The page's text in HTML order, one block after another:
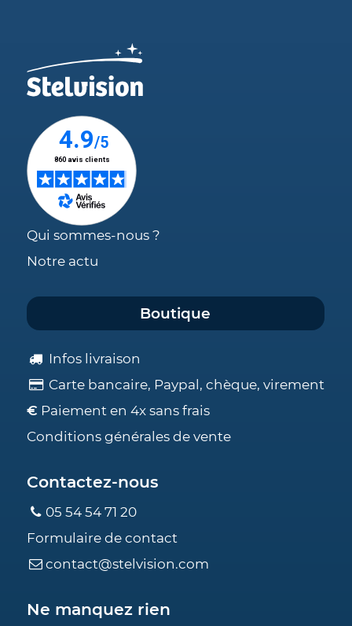
Qui sommes-nous ?
Notre actu
Boutique
Infos livraison
Carte bancaire, Paypal, chèque, virement
€ Paiement en 4x sans frais
Conditions générales de vente
Contactez-nous
05 54 54 71 20
Formulaire de contact
contact@stelvision.com
Ne manquez rien